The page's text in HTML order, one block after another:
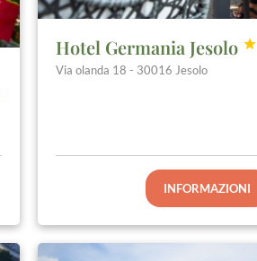
Hotel Germania Jesolo 
Via olanda 18 - 30016 Jesolo
INFORMAZIONI